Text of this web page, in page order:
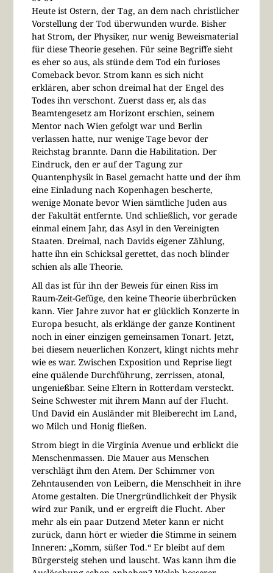
Heute ist Ostern, der Tag, an dem nach christlicher
Vorstellung der Tod überwunden wurde. Bisher
hat Strom, der Physiker, nur wenig Beweismaterial
für diese Theorie gesehen. Für seine Begriffe sieht
es eher so aus, als stünde dem Tod ein furioses
Comeback bevor. Strom kann es sich nicht
erklären, aber schon dreimal hat der Engel des
Todes ihn verschont. Zuerst dass er, als das
Beamtengesetz am Horizont erschien, seinem
Mentor nach Wien gefolgt war und Berlin
verlassen hatte, nur wenige Tage bevor der
Reichstag brannte. Dann die Habilitation. Der
Eindruck, den er auf der Tagung zur
Quantenphysik in Basel gemacht hatte und der ihm
eine Einladung nach Kopenhagen bescherte,
wenige Monate bevor Wien sämtliche Juden aus
der Fakultät entfernte. Und schließlich, vor gerade
einmal einem Jahr, das Asyl in den Vereinigten
Staaten. Dreimal, nach Davids eigener Zählung,
hatte ihn ein Schicksal gerettet, das noch blinder
schien als alle Theorie.
All das ist für ihn der Beweis für einen Riss im
Raum-Zeit-Gefüge, den keine Theorie überbrücken
kann. Vier Jahre zuvor hat er glücklich Konzerte in
Europa besucht, als erklänge der ganze Kontinent
noch in einer einzigen gemeinsamen Tonart. Jetzt,
bei diesem neuerlichen Konzert, klingt nichts mehr
wie es war. Zwischen Exposition und Reprise liegt
eine quälende Durchführung, zerrissen, atonal,
ungenießbar. Seine Eltern in Rotterdam versteckt.
Seine Schwester mit ihrem Mann auf der Flucht.
Und David ein Ausländer mit Bleiberecht im Land,
wo Milch und Honig fließen.
Strom biegt in die Virginia Avenue und erblickt die
Menschenmassen. Die Mauer aus Menschen
verschlägt ihm den Atem. Der Schimmer von
Zehntausenden von Leibern, die Menschheit in ihre
Atome gestalten. Die Unergründlichkeit der Physik
wird zur Panik, und er ergreift die Flucht. Aber
mehr als ein paar Dutzend Meter kann er nicht
zurück, dann hört er wieder die Stimme in seinem
Inneren: „Komm, süßer Tod.“ Er bleibt auf dem
Bürgersteig stehen und lauscht. Was kann ihm die